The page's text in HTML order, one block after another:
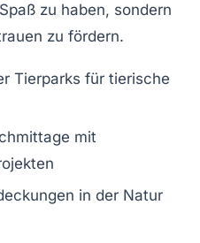
zu haben, sondern
zu fördern.
Tierparks für tierische
mit
in der Natur